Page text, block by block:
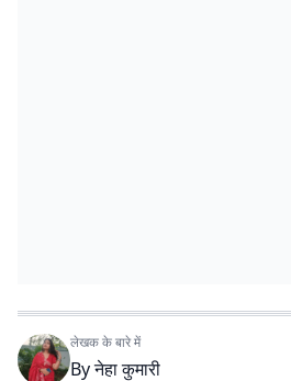
लेखक के बारे में
Byनेहा कुमारी